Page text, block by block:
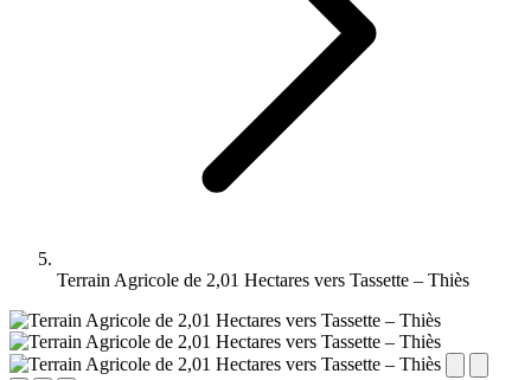
Terrain Agricole de 2,01 Hectares vers Tassette – Thiès